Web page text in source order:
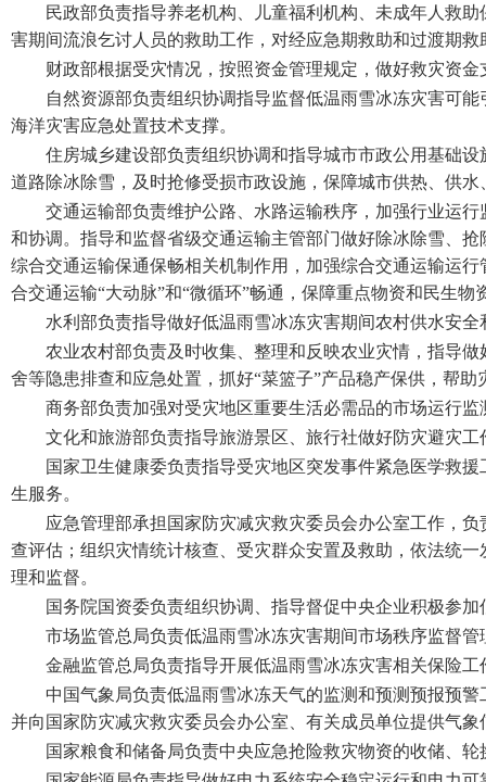
民政部负责指导养老机构、儿童福利机构、未成年人救
害期间流浪乞讨人员的救助工作，对经应急期救助和过渡期
财政部根据受灾情况，按照资金管理规定，做好救灾资金
自然资源部负责组织协调指导监督低温雨雪冰冻灾害可
海洋灾害应急处置技术支撑。
住房城乡建设部负责组织协调和指导城市市政公用基础
道路除冰除雪，及时抢修受损市政设施，保障城市供热、供
交通运输部负责维护公路、水路运输秩序，加强行业运
和协调。指导和监督省级交通运输主管部门做好除冰除雪、
综合交通运输保通保畅相关机制作用，加强综合交通运输运
合交通运输“大动脉”和“微循环”畅通，保障重点物资和民生
水利部负责指导做好低温雨雪冰冻灾害期间农村供水安
农业农村部负责及时收集、整理和反映农业灾情，指导
舍等隐患排查和应急处置，抓好“菜篮子”产品稳产保供，帮
商务部负责加强对受灾地区重要生活必需品的市场运行
文化和旅游部负责指导旅游景区、旅行社做好防灾避灾
国家卫生健康委负责指导受灾地区突发事件紧急医学救
生服务。
应急管理部承担国家防灾减灾救灾委员会办公室工作，
查评估；组织灾情统计核查、受灾群众安置及救助，依法统
理和监督。
国务院国资委负责组织协调、指导督促中央企业积极参
市场监管总局负责低温雨雪冰冻灾害期间市场秩序监督
金融监管总局负责指导开展低温雨雪冰冻灾害相关保险
中国气象局负责低温雨雪冰冻天气的监测和预测预报预
并向国家防灾减灾救灾委员会办公室、有关成员单位提供气象
国家粮食和储备局负责中央应急抢险救灾物资的收储、